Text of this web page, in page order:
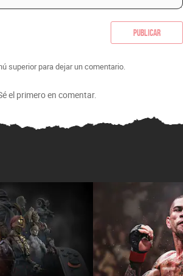
Publicar
superior para dejar un comentario.
el primero en comentar.